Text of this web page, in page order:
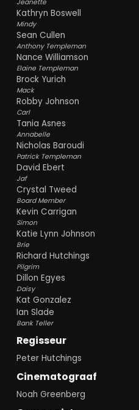
Jeanette
Kathryn Boswell
Mindy
Sean Cullen
Anthony Templeman
Nance Williamson
Elaine Templeman
Brock Yurich
Mack
Robby Johnson
Carl
Tania Asnes
Annabelle
Nicholas Baroudi
Patrick Templeman
David Ebert
Jaf
Crystal Tweed
Board Member
Kevin Carrigan
Simon
Katie Lynn Johnson
Brie
Richard Hutchings
Pilgrim
Dillon Egyes
Daisy
Kat Gonzalez
Ian Slade
Bank Teller
Regisseur
Peter Hutchings
Cinematograaf
Noah Greenberg